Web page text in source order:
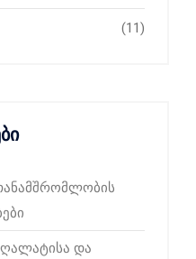
(11)
და